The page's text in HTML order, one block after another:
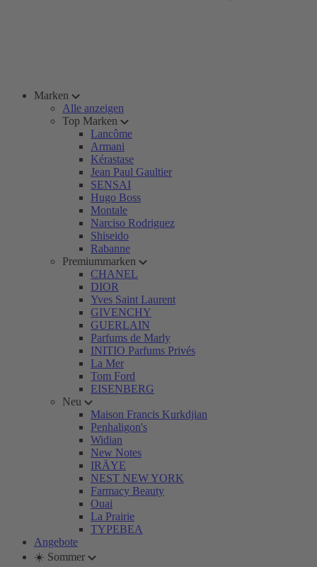
Marken
Alle anzeigen
Top Marken
Lancôme
Armani
Kérastase
Jean Paul Gaultier
SENSAI
Hugo Boss
Montale
Narciso Rodriguez
Shiseido
Rabanne
Premiummarken
CHANEL
DIOR
Yves Saint Laurent
GIVENCHY
GUERLAIN
Parfums de Marly
INITIO Parfums Privés
La Mer
Tom Ford
EISENBERG
Neu
Maison Francis Kurkdjian
Penhaligon's
Widian
New Notes
IRÄYE
NEST NEW YORK
Farmacy Beauty
Ouai
La Prairie
TYPEBEA
Angebote
☀️ Sommer